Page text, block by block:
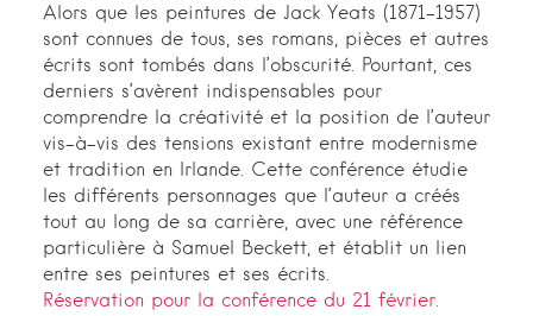
Alors que les peintures de Jack Yeats (1871-1957)
sont connues de tous, ses romans, pièces et autres
écrits sont tombés dans l’obscurité. Pourtant, ces
derniers s’avèrent indispensables pour
comprendre la créativité et la position de l’auteur
vis-à-vis des tensions existant entre modernisme
et tradition en Irlande. Cette conférence étudie
les différents personnages que l’auteur a créés
tout au long de sa carrière, avec une référence
particulière à Samuel Beckett, et établit un lien
entre ses peintures et ses écrits.
Réservation pour la conférence du 21 février.